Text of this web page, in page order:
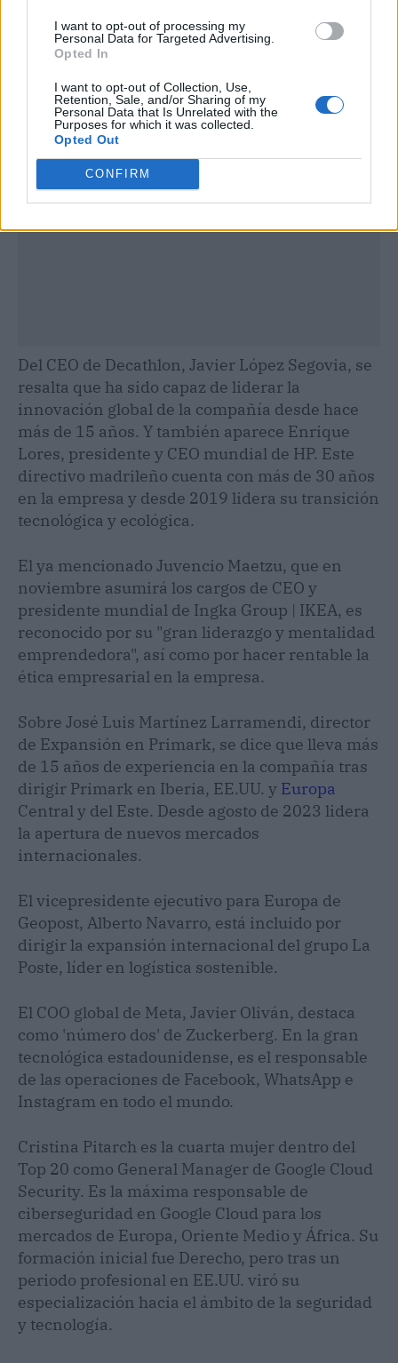
I want to opt-out of processing my
Personal Data for Targeted Advertising.
Opted In
I want to opt-out of Collection, Use,
Retention, Sale, and/or Sharing of my
Personal Data that Is Unrelated with the
Purposes for which it was collected.
Opted Out
CONFIRM
Publicidad
Del CEO de Decathlon, Javier López Segovia, se
resalta que ha sido capaz de liderar la
innovación global de la compañía desde hace
más de 15 años. Y también aparece Enrique
Lores, presidente y CEO mundial de HP. Este
directivo madrileño cuenta con más de 30 años
en la empresa y desde 2019 lidera su transición
tecnológica y ecológica.
El ya mencionado Juvencio Maetzu, que en
noviembre asumirá los cargos de CEO y
presidente mundial de Ingka Group | IKEA, es
reconocido por su "gran liderazgo y mentalidad
emprendedora", así como por hacer rentable la
ética empresarial en la empresa.
Sobre José Luis Martínez Larramendi, director
de Expansión en Primark, se dice que lleva más
de 15 años de experiencia en la compañía tras
dirigir Primark en Iberia, EE.UU. y Europa
Central y del Este. Desde agosto de 2023 lidera
la apertura de nuevos mercados
internacionales.
El vicepresidente ejecutivo para Europa de
Geopost, Alberto Navarro, está incluido por
dirigir la expansión internacional del grupo La
Poste, líder en logística sostenible.
El COO global de Meta, Javier Oliván, destaca
como 'número dos' de Zuckerberg. En la gran
tecnológica estadounidense, es el responsable
de las operaciones de Facebook, WhatsApp e
Instagram en todo el mundo.
Cristina Pitarch es la cuarta mujer dentro del
Top 20 como General Manager de Google Cloud
Security. Es la máxima responsable de
ciberseguridad en Google Cloud para los
mercados de Europa, Oriente Medio y África. Su
formación inicial fue Derecho, pero tras un
periodo profesional en EE.UU. viró su
especialización hacia el ámbito de la seguridad
y tecnología.